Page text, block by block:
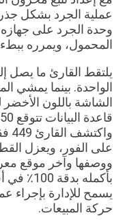
عملية الجرد بشكل
المحمول، ويمرره
الواحدة. بينما يمشي
الشاشة باللون الأخضر
ووصفها وآخر موقع
بأكمله
يسمح للإدارة بإجراء
حركة المبيعات.